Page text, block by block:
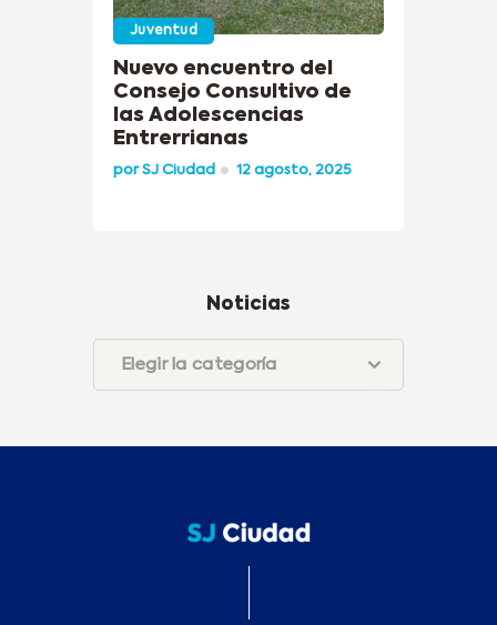
Juventud
Nuevo encuentro del
Consejo Consultivo de
las Adolescencias
Entrerrianas
porSJ Ciudad 12 agosto, 2025
Noticias